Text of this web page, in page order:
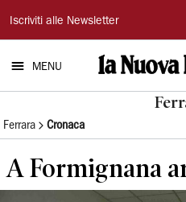
La
Nuova
Ferrara
Iscriviti alle Newsletter
MENU
Ferrara Cronaca
A Formignana